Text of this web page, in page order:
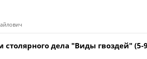
столярного дела "Виды гвоздей" (5-